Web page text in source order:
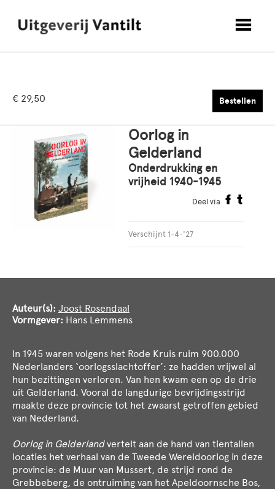
€ 29,50 Bestellen
Oorlog in
Gelderland
Onderdrukking en
vrijheid 1940-1945
Deel via
Verschijnt 1-4-'27
Auteur(s): Joost Rosendaal
Vormgever: Hans Lemmens
In 1945 waren volgens het Rode Kruis ruim 900.000
Nederlanders ‘oorlogsslachtoffer’: ze hadden vrijwel al
hun bezittingen verloren. Van hen kwam een op de drie
uit Gelderland. Vooral de langdurige bevrijdingsstrijd
maakte deze provincie tot het zwaarst getroffen gebied
van Nederland.
Oorlog in Gelderlandvertelt aan de hand van tientallen
locaties het verhaal van de Tweede Wereldoorlog in deze
provincie: de Muur van Mussert, de strijd rond de
Grebbeberg, de ontruiming van het Apeldoornsche Bos,